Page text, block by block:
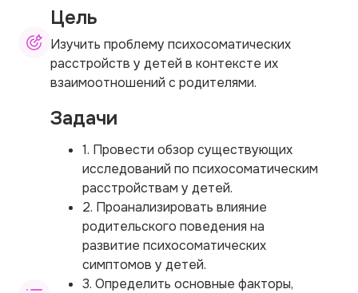
Цель
Изучить проблему психосоматических
расстройств у детей в контексте их
взаимоотношений с родителями.
Задачи
1. Провести обзор существующих
исследований по психосоматическим
расстройствам у детей.
2. Проанализировать влияние
родительского поведения на
развитие психосоматических
симптомов у детей.
3. Определить основные факторы,